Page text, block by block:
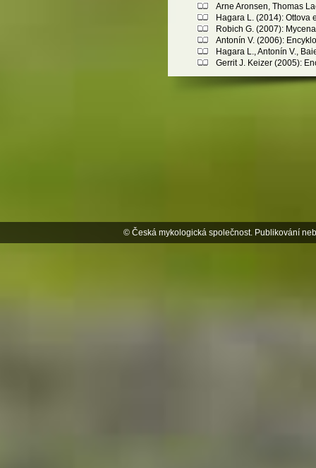
Arne Aronsen, Thomas
Hagara L. (2014): Ottova
Robich G. (2007):
Antonín V. (2006):
Hagara L., Antonín V.,
Gerrit J. Keizer (2005):
© Česká mykologická společnost. Publikování